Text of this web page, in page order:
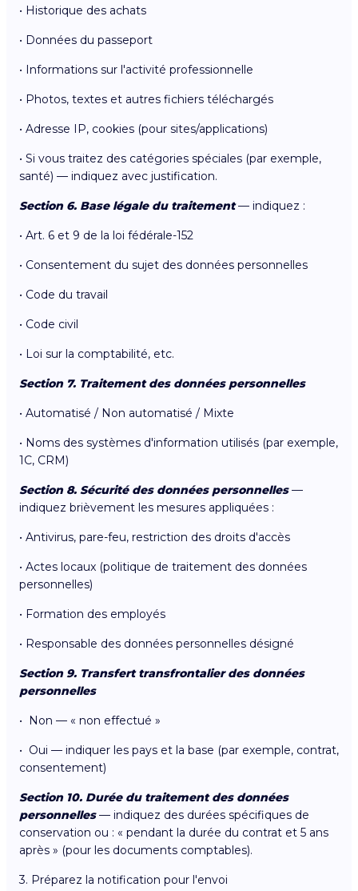
• Historique des achats
• Données du passeport
• Informations sur l'activité professionnelle
• Photos, textes et autres fichiers téléchargés
• Adresse IP, cookies (pour sites/applications)
• Si vous traitez des catégories spéciales (par exemple,
santé) — indiquez avec justification.
Section 6. Base légale du traitement— indiquez :
• Art. 6 et 9 de la loi fédérale-152
• Consentement du sujet des données personnelles
• Code du travail
• Code civil
• Loi sur la comptabilité, etc.
Section 7. Traitement des données personnelles
• Automatisé / Non automatisé / Mixte
• Noms des systèmes d'information utilisés (par exemple,
1C, CRM)
Section 8. Sécurité des données personnelles—
indiquez brièvement les mesures appliquées :
• Antivirus, pare-feu, restriction des droits d'accès
• Actes locaux (politique de traitement des données
personnelles)
• Formation des employés
• Responsable des données personnelles désigné
Section 9. Transfert transfrontalier des données
personnelles
• Non — « non effectué »
• Oui — indiquer les pays et la base (par exemple, contrat,
consentement)
Section 10. Durée du traitement des données
personnelles— indiquez des durées spécifiques de
conservation ou : « pendant la durée du contrat et 5 ans
après » (pour les documents comptables).
3. Préparez la notification pour l'envoi